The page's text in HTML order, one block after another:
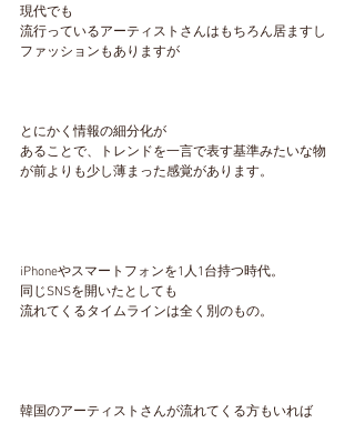
現代でも
流行っているアーティストさんはもちろん居ますし
ファッションもありますが
とにかく情報の細分化が
あることで、トレンドを一言で表す基準みたいな物
が前よりも少し薄まった感覚があります。
iPhoneやスマートフォンを1人1台持つ時代。
同じSNSを開いたとしても
流れてくるタイムラインは全く別のもの。
韓国のアーティストさんが流れてくる方もいれば